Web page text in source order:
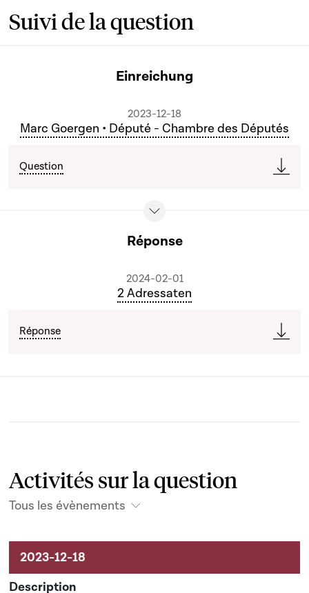
Suivi de la question
Einreichung
2023-12-18
Marc Goergen • Député - Chambre des Députés
Question
Réponse
2024-02-01
2 Adressaten
Réponse
Activités sur la question
Tous les évènements
Activités sur le dossier